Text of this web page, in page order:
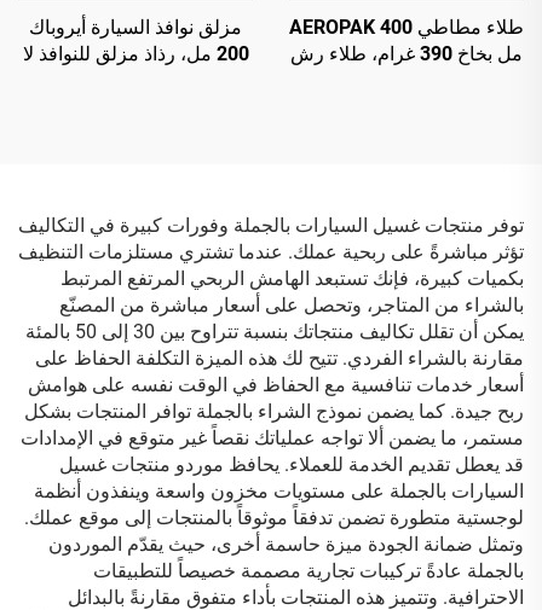
طلاء مطاطي AEROPAK 400
مل بخاخ 390 غرام، طلاء رش
مزلق نوافذ السيارة أيروباك
200 مل، رذاذ مزلق للنوافذ لا
توفر منتجات غسيل السيارات بالجملة وفورات كبيرة في التكاليف
تؤثر مباشرةً على ربحية عملك. عندما تشتري مستلزمات التنظيف
بكميات كبيرة، فإنك تستبعد الهامش الربحي المرتفع المرتبط
بالشراء من المتاجر، وتحصل على أسعار مباشرة من المصنّع
يمكن أن تقلل تكاليف منتجاتك بنسبة تتراوح بين 30 إلى 50 بالمئة
مقارنة بالشراء الفردي. تتيح لك هذه الميزة التكلفة الحفاظ على
أسعار خدمات تنافسية مع الحفاظ في الوقت نفسه على هوامش
ربح جيدة. كما يضمن نموذج الشراء بالجملة توافر المنتجات بشكل
مستمر، ما يضمن ألا تواجه عملياتك نقصاً غير متوقع في الإمدادات
قد يعطل تقديم الخدمة للعملاء. يحافظ موردو منتجات غسيل
السيارات بالجملة على مستويات مخزون واسعة وينفذون أنظمة
لوجستية متطورة تضمن تدفقاً موثوقاً بالمنتجات إلى موقع عملك.
وتمثل ضمانة الجودة ميزة حاسمة أخرى، حيث يقدّم الموردون
بالجملة عادةً تركيبات تجارية مصممة خصيصاً للتطبيقات
الاحترافية. وتتميز هذه المنتجات بأداء متفوق مقارنةً بالبدائل